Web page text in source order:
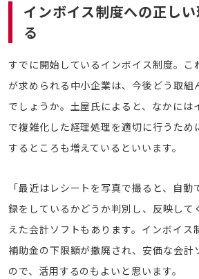
インボイス制度への正し
る
すでに開始しているインボイス制度。こ
が求められる中小企業は、今後どう取組
でしょうか。土屋氏によると、なかには
で複雑化した経理処理を適切に行うため
するところも増えているといいます。
「最近はレシートを写真で撮ると、自
録をしているかどうか判別し、反映して
えた会計ソフトもあります。インボイス
補助金の下限額が撤廃され、安価な会計
ので、活用するのもよいと思います。